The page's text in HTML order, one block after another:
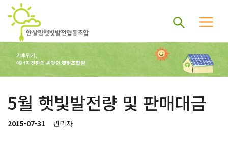
5월 햇빛발전량 및 판매대금
2015-07-31 관리자